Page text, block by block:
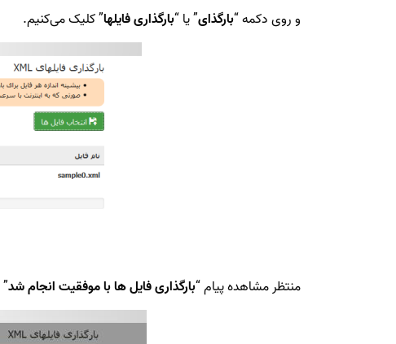
و روی دکمه “بارگذای” یا “بارگذاری فایلها” کلیک می‌کنیم.
منتظر مشاهده پیام “بارگذاری فایل ها با موفقیت انجام شد